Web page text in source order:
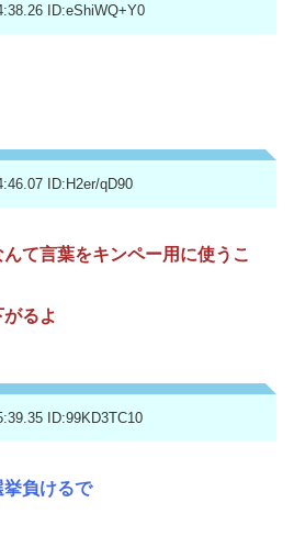
ID:eShiWQ+Y0
ID:H2er/qD90
んて言葉をキンペー用に使うこ
るよ
ID:99KD3TC10
挙負けるで